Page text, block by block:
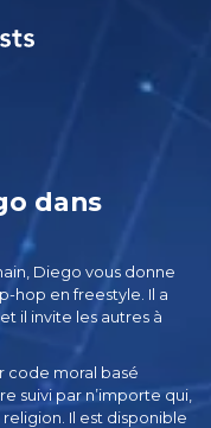
dans
Diego vous donne
hop en freestyle. Il a
il invite les autres à
code moral basé
suivi par n’importe qui,
Il est disponible